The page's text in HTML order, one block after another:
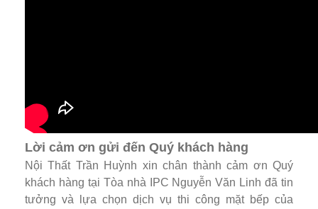
Lời cảm ơn gửi đến Quý khách hàng
Nội Thất Trần Huỳnh xin chân thành cảm ơn Quý
khách hàng tại Tòa nhà IPC Nguyễn Văn Linh đã tin
tưởng và lựa chọn dịch vụ thi công mặt bếp của